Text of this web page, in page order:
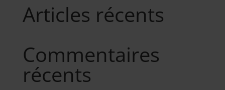
Articles récents
Commentaires
récents